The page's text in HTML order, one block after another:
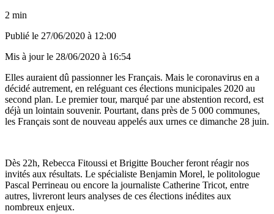
2 min
Publié le 27/06/2020 à 12:00
Mis à jour le 28/06/2020 à 16:54
Elles auraient dû passionner les Français. Mais le coronavirus en a
décidé autrement, en reléguant ces élections municipales 2020 au
second plan. Le premier tour, marqué par une abstention record, est
déjà un lointain souvenir. Pourtant, dans près de 5 000 communes,
les Français sont de nouveau appelés aux urnes ce dimanche 28 juin.
Dès 22h, Rebecca Fitoussi et Brigitte Boucher feront réagir nos
invités aux résultats. Le spécialiste Benjamin Morel, le politologue
Pascal Perrineau ou encore la journaliste Catherine Tricot, entre
autres, livreront leurs analyses de ces élections inédites aux
nombreux enjeux.